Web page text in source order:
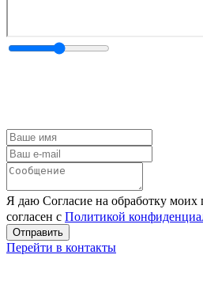
Я даю Согласие на обработку
согласен с Политикой
Перейти в контакты